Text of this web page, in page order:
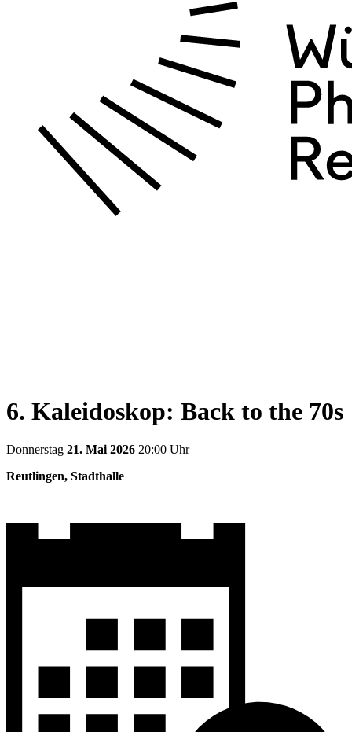
6. Kaleidoskop: Back to the 70s
Donnerstag 21. Mai 2026 20:00 Uhr
Reutlingen, Stadthalle